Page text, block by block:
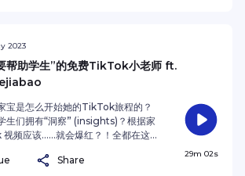
2023
帮助学生”的免费TikTok小老师 ft.
宝是怎么开始她的TikTok旅程的？
生们拥有“洞察” (insights)？根据家
频应该……就会爆红？！全都在这一
爆红日记》！ 赶快追踪家
Share
29m 02s